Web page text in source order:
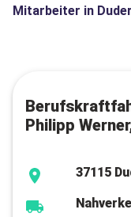
Mitarbeiter in
Philipp
37115